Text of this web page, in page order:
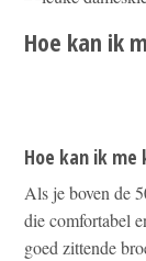
Hoe kan ik
Hoe kan ik me
Als je boven de
die comfortabel
goed zittende